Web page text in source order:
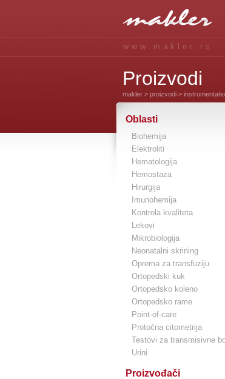
www.makler.rs
Proizvodi
makler > proizvodi >
Oblasti
Biohemija
Elektroliti
Hematologija
Hemostaza
Hirurgija
Imunohemija
Kontrola kvaliteta
Lekovi
Mikrobiologija
Neonatalni skrining
Oprema za transfuziju
Ortopedski kuk
Ortopedsko koleno
Ortopedsko rame
Point-of-care
Protočna citometrija
Testovi za transmisivne
Urini
Proizvođači